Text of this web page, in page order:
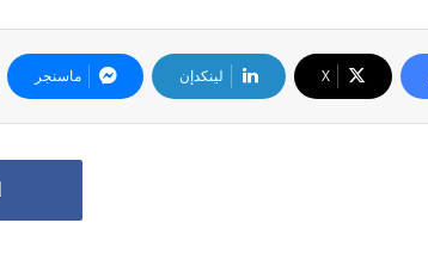
‫X لينكدإن ماسنجر